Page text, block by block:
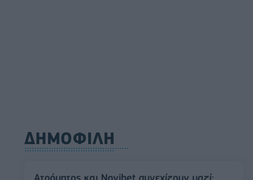
ΔΗΜΟΦΙΛΗ
Ατρόμητος και Novibet συνεχίζουν μαζί: